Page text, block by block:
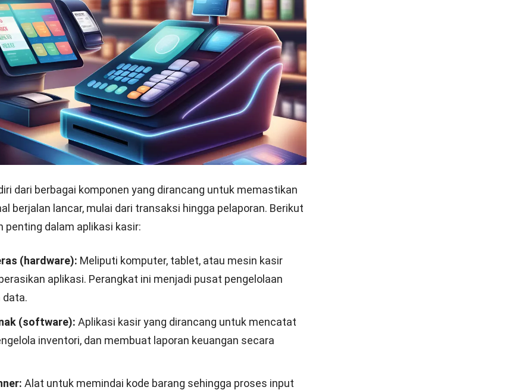
dari berbagai komponen yang dirancang untuk memastikan
berjalan lancar, mulai dari transaksi hingga pelaporan. Berikut
penting dalam aplikasi kasir:
(hardware): Meliputi komputer, tablet, atau mesin kasir
aplikasi. Perangkat ini menjadi pusat pengelolaan
data.
(software): Aplikasi kasiryang dirancang untuk mencatat
inventori, dan membuat laporan keuangan secara
Alat untuk memindai kode barang sehingga proses input